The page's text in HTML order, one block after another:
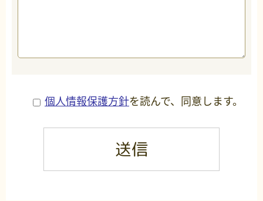
個人情報保護方針を読んで、同意します。